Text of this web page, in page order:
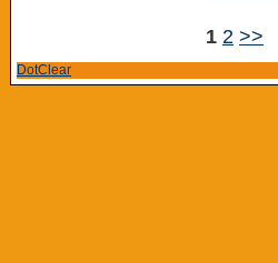
1 2 >>
DotClear